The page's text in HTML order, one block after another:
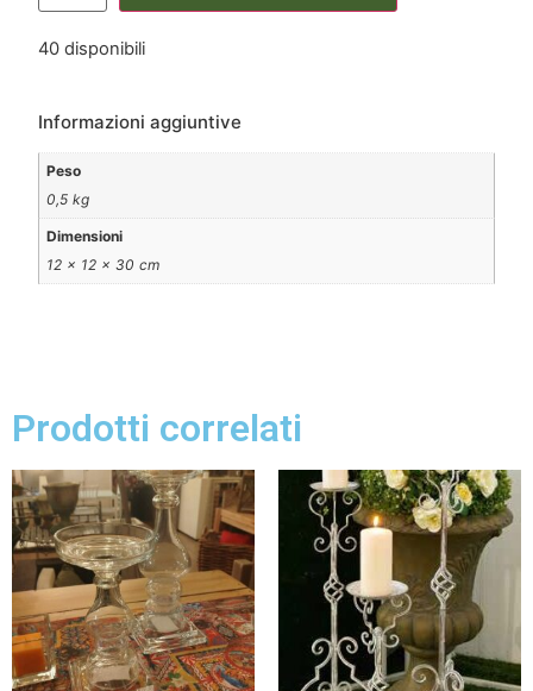
40 disponibili
Informazioni aggiuntive
Peso
0,5 kg
Dimensioni
12 × 12 × 30 cm
Prodotti correlati